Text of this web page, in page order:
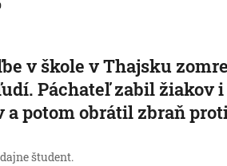
v škole v Thajsku
Páchateľ zabil žiakov i
a potom obrátil zbraň
študent.